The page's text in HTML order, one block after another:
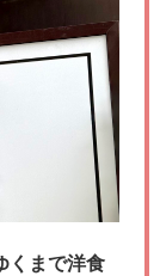
くまで洋食